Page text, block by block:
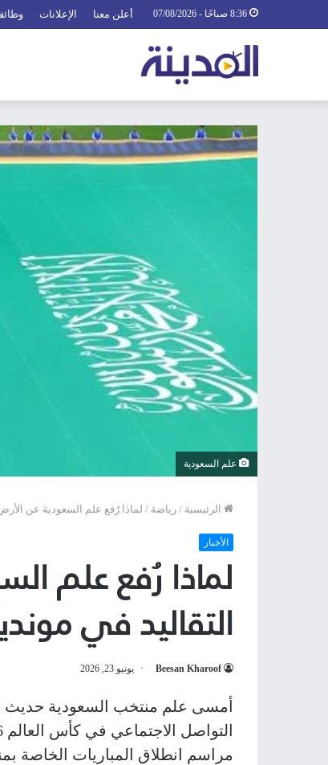
أعلن معنا الإعلانات
علم السعودية
الرئيسية / رياضة / لماذا رُفع علم السعودية عن الأرض
الأخبار
لماذا رُفع علم
التقاليد في مونديال
Beesan Kharoof يونيو 23, 2026
أمسى علم منتخب السعودية حديث
مراسم انطلاق المباريات الخاصة